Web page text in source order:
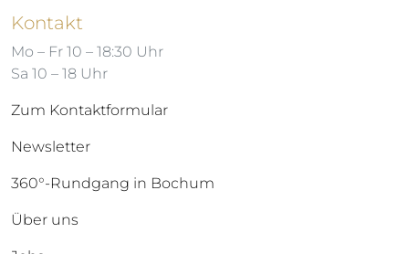
Kontakt
Mo – Fr 10 – 18:30 Uhr
Sa 10 – 18 Uhr
Zum Kontaktformular
Newsletter
360°-Rundgang in Bochum
Über uns